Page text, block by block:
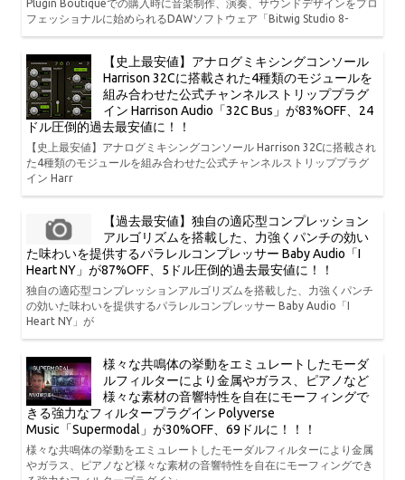
Plugin Boutiqueでの購入時に音楽制作、演奏、サウンドデザインをプロ
フェッショナルに始められるDAWソフトウェア「Bitwig Studio 8-
【史上最安値】アナログミキシングコンソール
Harrison 32Cに搭載された4種類のモジュールを
組み合わせた公式チャンネルストリッププラグ
イン Harrison Audio「32C Bus」が83%OFF、24
ドル圧倒的過去最安値に！！
【史上最安値】アナログミキシングコンソール Harrison 32Cに搭載され
た4種類のモジュールを組み合わせた公式チャンネルストリッププラグ
イン Harr
【過去最安値】独自の適応型コンプレッション
アルゴリズムを搭載した、力強くパンチの効い
た味わいを提供するパラレルコンプレッサー Baby Audio「I
Heart NY」が87%OFF、5ドル圧倒的過去最安値に！！
独自の適応型コンプレッションアルゴリズムを搭載した、力強くパンチ
の効いた味わいを提供するパラレルコンプレッサー Baby Audio「I
Heart NY」が
様々な共鳴体の挙動をエミュレートしたモーダ
ルフィルターにより金属やガラス、ピアノなど
様々な素材の音響特性を自在にモーフィングで
きる強力なフィルタープラグイン Polyverse
Music「Supermodal」が30%OFF、69ドルに！！！
様々な共鳴体の挙動をエミュレートしたモーダルフィルターにより金属
やガラス、ピアノなど様々な素材の音響特性を自在にモーフィングでき